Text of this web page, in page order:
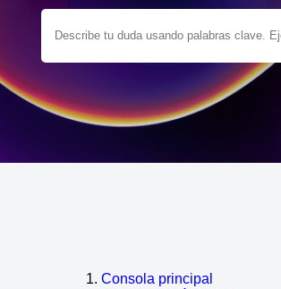
Consola principal